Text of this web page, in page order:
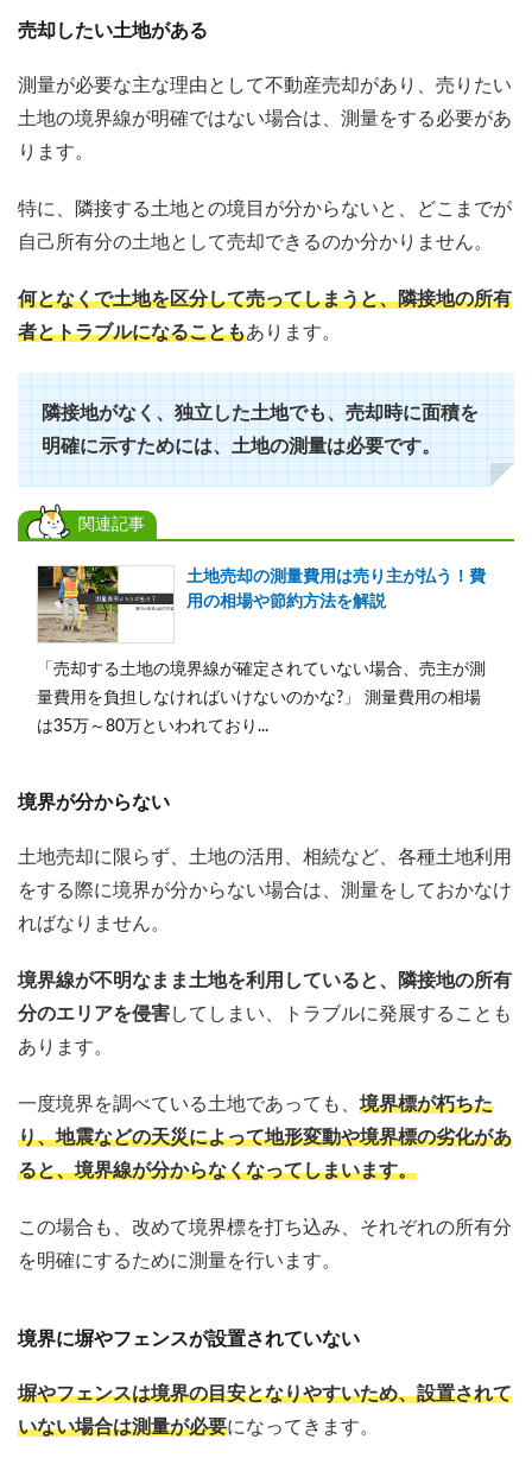
売却したい土地がある
測量が必要な主な理由として不動産売却があり、売りたい
土地の境界線が明確ではない場合は、測量をする必要があ
ります。
特に、隣接する土地との境目が分からないと、どこまでが
自己所有分の土地として売却できるのか分かりません。
何となくで土地を区分して売ってしまうと、隣接地の所有
者とトラブルになることもあります。
隣接地がなく、独立した土地でも、売却時に面積を
明確に示すためには、土地の測量は必要です。
関連記事
土地売却の測量費用は売り主が払う！費
用の相場や節約方法を解説
「売却する土地の境界線が確定されていない場合、売主が測
量費用を負担しなければいけないのかな?」 測量費用の相場
は35万～80万といわれており...
境界が分からない
土地売却に限らず、土地の活用、相続など、各種土地利用
をする際に境界が分からない場合は、測量をしておかなけ
ればなりません。
境界線が不明なまま土地を利用していると、隣接地の所有
分のエリアを侵害してしまい、トラブルに発展することも
あります。
一度境界を調べている土地であっても、 境界標が朽ちた
り、地震などの天災によって地形変動や境界標の劣化があ
ると、境界線が分からなくなってしまいます。
この場合も、改めて境界標を打ち込み、それぞれの所有分
を明確にするために測量を行います。
境界に塀やフェンスが設置されていない
塀やフェンスは境界の目安となりやすいため、設置されて
いない場合は測量が必要になってきます。